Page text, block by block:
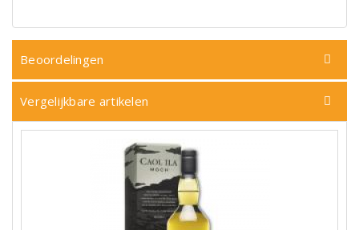
Beoordelingen
Vergelijkbare artikelen